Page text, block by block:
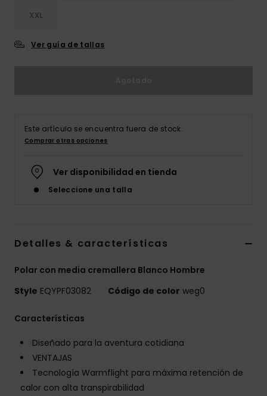
XXL
Ver guía de tallas
Este artículo se encuentra fuera de stock.
Comprar otras opciones
Ver disponibilidad en tienda
Seleccione una talla
Detalles & características
Polar con media cremallera Blanco Hombre
Style EQYPF03082 Código de color weg0
Características
Diseñado para la aventura cotidiana
VENTAJAS
Tecnología Warmflight para máxima retención de
calor con alta transpirabilidad